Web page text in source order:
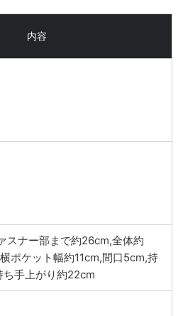
内容
スナー部まで約26cm,全体約
ポケット幅約11cm,間口5cm,持
手上がり約22cm